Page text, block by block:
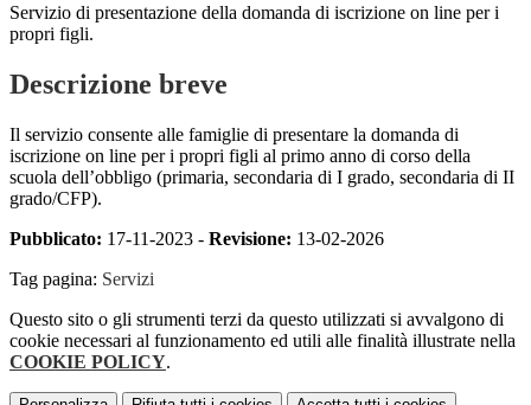
Servizio di presentazione della domanda di iscrizione on line per i
propri figli.
Descrizione breve
Il servizio consente alle famiglie di presentare la domanda di
iscrizione on line per i propri figli al primo anno di corso della
scuola dell’obbligo (primaria, secondaria di I grado, secondaria di II
grado/CFP).
Pubblicato: 17-11-2023 - Revisione: 13-02-2026
Tag pagina: Servizi
Questo sito o gli strumenti terzi da questo utilizzati si avvalgono di
cookie necessari al funzionamento ed utili alle finalità illustrate nella
COOKIE POLICY.